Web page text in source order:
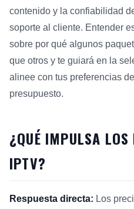
contenido y la confiabilidad
soporte al cliente. Entender
sobre por qué algunos
que otros y te guiará en la
alinee con tus preferencias
presupuesto.
¿QUÉ IMPULSA LOS
IPTV?
Respuesta directa: Los